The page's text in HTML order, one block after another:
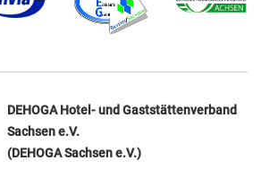
DEHOGA Hotel- und Gaststättenverband
Sachsen e.V.
(DEHOGA Sachsen e.V.)